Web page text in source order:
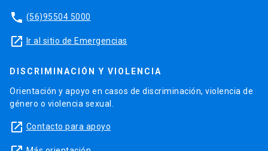
phone (56)95504 5000
launch Ir al sitio de Emergencias
DISCRIMINACIÓN Y VIOLENCIA
Orientación y apoyo en casos de discriminación, violencia de
género o violencia sexual.
launch Contacto para apoyo